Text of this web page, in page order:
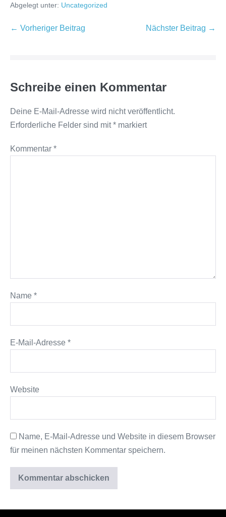
Abgelegt unter: Uncategorized
← Vorheriger Beitrag Nächster Beitrag →
Schreibe einen Kommentar
Deine E-Mail-Adresse wird nicht veröffentlicht.
Erforderliche Felder sind mit* markiert
Kommentar *
Name *
E-Mail-Adresse *
Website
Name, E-Mail-Adresse und Website in diesem Browser
für meinen nächsten Kommentar speichern.